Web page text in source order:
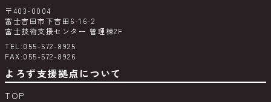
〒403-0004
富士吉田市下吉田6-16-2
富士技術支援センター 管理棟2F
TEL:055-572-8925
FAX:055-572-8926
よろず支援拠点について
TOP